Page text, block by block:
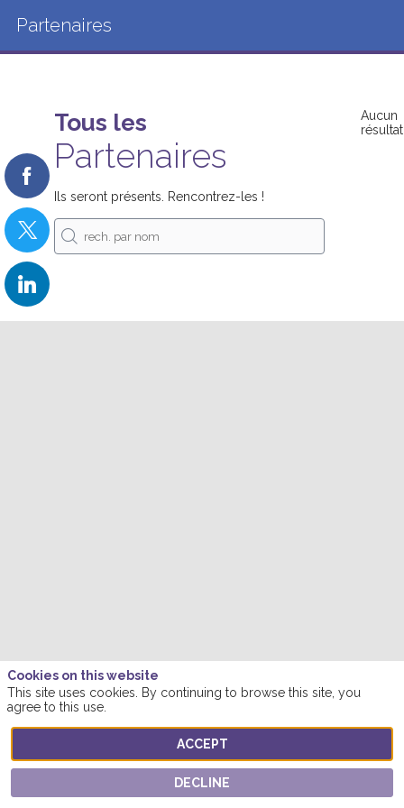
Partenaires
Tous les
Partenaires
Ils seront présents. Rencontrez-les !
Aucun
résultat
Cookies on this website
This site uses cookies. By continuing to browse this site, you
agree to this use.
ACCEPT
DECLINE